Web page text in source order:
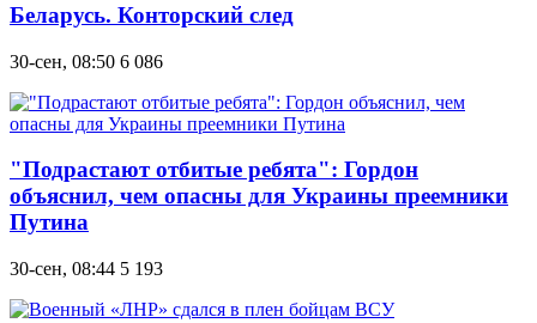
Беларусь. Конторский след
30-сен, 08:50 6 086
"Подрастают отбитые ребята": Гордон
объяснил, чем опасны для Украины преемники
Путина
30-сен, 08:44 5 193